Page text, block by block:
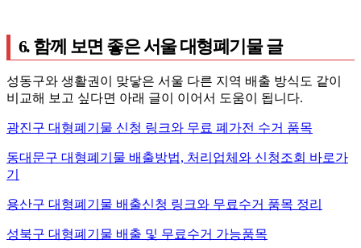
6. 함께 보면 좋은 서울 대형폐기물 글
성동구와 생활권이 맞닿은 서울 다른 지역 배출 방식도 같이
비교해 보고 싶다면 아래 글이 이어서 도움이 됩니다.
광진구 대형폐기물 신청 링크와 무료 폐가전 수거 품목
동대문구 대형폐기물 배출방법, 처리업체와 신청조회 바로가
기
용산구 대형폐기물 배출신청 링크와 무료수거 품목 정리
성북구 대형폐기물 배출 및 무료수거 가능품목